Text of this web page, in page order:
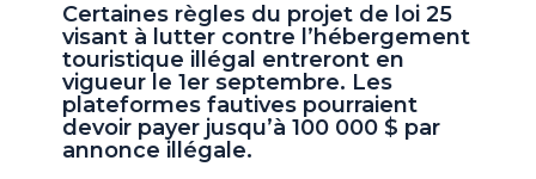
Certaines règles du projet de loi 25
visant à lutter contre l’hébergement
touristique illégal entreront en
vigueur le 1er septembre. Les
plateformes fautives pourraient
devoir payer jusqu’à 100 000 $ par
annonce illégale.